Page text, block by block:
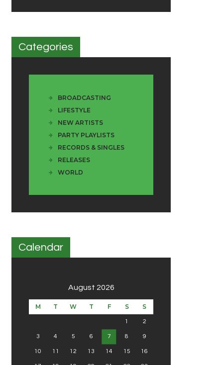
Categories
BROADCASTING
LIFESTYLE
NEW ARTISTS
PARTY PLAYLISTS
RECORDS & SINGLES
RELEASES
WORLD
Calendar
August 2026
M T W T F S S
1 2
3 4 5 6 7 8 9
10 11 12 13 14 15 16